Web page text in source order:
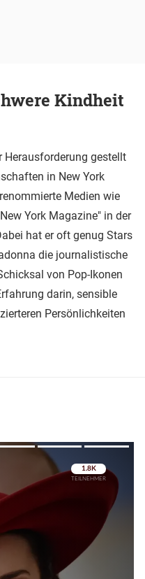
Kindheit
Herausforderung gestellt
in New York
Medien wie
York Magazine" in der
hat er oft genug Stars
die journalistische
von Pop-Ikonen
darin, sensible
Persönlichkeiten
Überspringen